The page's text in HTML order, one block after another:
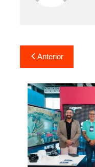
Navegação
de
Post
Anterior